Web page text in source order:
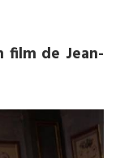
film de Jean-